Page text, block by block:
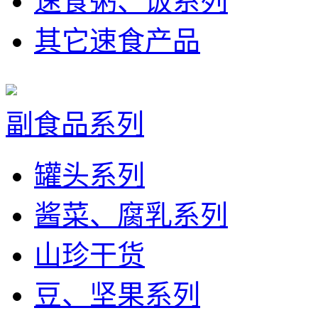
其它速食产品
副食品系列
罐头系列
酱菜、腐乳系列
山珍干货
豆、坚果系列